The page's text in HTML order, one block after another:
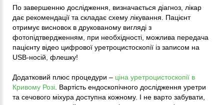
По завершенню дослідження, визначається діагноз, лікар
дає рекомендації та складає схему лікування. Пацієнт
отримує висновок в друкованому вигляді з
фотопідтвердженням, при необхідності, можлива передача
пацієнту відео цифрової уретроцистоскопії із записом на
USB-носій, флешку!
Додатковий плюс процедури – ціна уретроцистоскопії в
Кривому Розі. Вартість ендоскопічного дослідження уретри
та сечового міхура доступна кожному. І не варто забувати,